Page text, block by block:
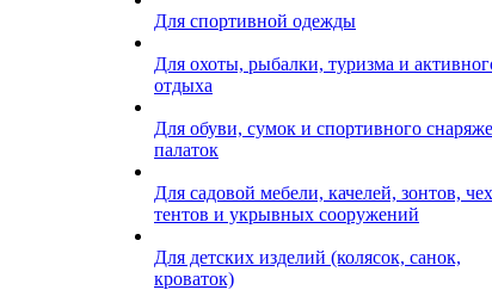
Для спортивной одежды
Для охоты, рыбалки, туризма и
отдыха
Для обуви, сумок и спортивного
палаток
Для садовой мебели, качелей, зонтов,
тентов и укрывных сооружений
Для детских изделий (колясок, санок,
кроваток)